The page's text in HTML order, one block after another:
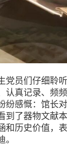
员们仔细聆听
认真记录、频
纷感慨：馆长
到了器物文献
和历史价值，
。